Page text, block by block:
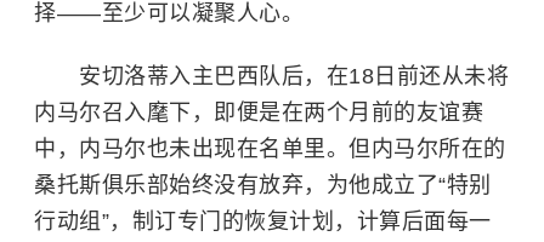
择——至少可以凝聚人心。
安切洛蒂入主巴西队后，在18日前还从未将
内马尔召入麾下，即便是在两个月前的友谊赛
中，内马尔也未出现在名单里。但内马尔所在的
桑托斯俱乐部始终没有放弃，为他成立了“特别
行动组”，制订专门的恢复计划，计算后面每一